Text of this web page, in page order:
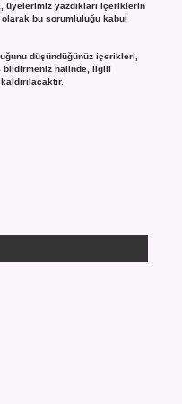
üyelerimiz yazdıkları içeriklerin
bu sorumluluğu kabul
düşündüğünüz içerikleri,
halinde, ilgili